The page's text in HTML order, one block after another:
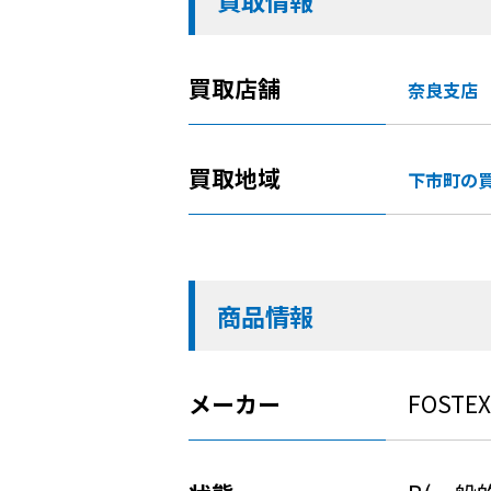
買取店舗 奈良支店
買取地域 下市町の
商品情報
メーカー FOSTEX